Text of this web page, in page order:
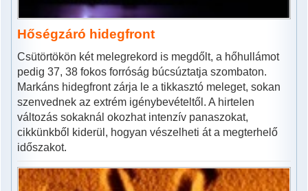
Hőségzáró hidegfront
Csütörtökön két melegrekord is megdőlt, a hőhullámot
pedig 37, 38 fokos forróság búcsúztatja szombaton.
Markáns hidegfront zárja le a tikkasztó meleget, sokan
szenvednek az extrém igénybevételtől. A hirtelen
változás sokaknál okozhat intenzív panaszokat,
cikkünkből kiderül, hogyan vészelheti át a megterhelő
időszakot.